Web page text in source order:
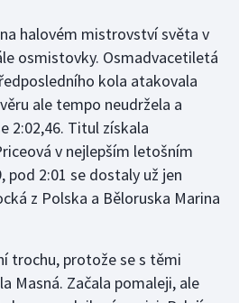
halovém mistrovství světa v
osmistovky. Osmadvacetiletá
kola atakovala
ale tempo neudržela a
2:02,46. Titul získala
v nejlepším letošním
pod 2:01 se dostaly už jen
z Polska a Běloruska Marina
trochu, protože se s těmi
Masná. Začala pomaleji, ale